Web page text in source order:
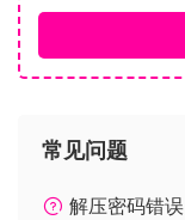
丽-安托瓦内特、拉
谋，终结个人疯狂，
常见问题
解压密码错误